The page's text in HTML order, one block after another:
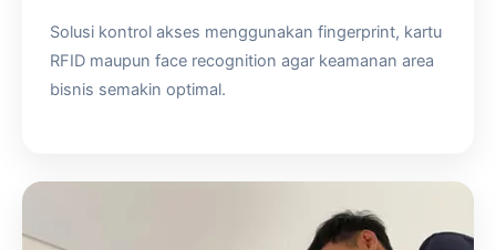
Solusi kontrol akses menggunakan fingerprint, kartu
RFID maupun face recognition agar keamanan area
bisnis semakin optimal.